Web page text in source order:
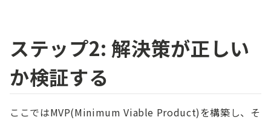
ステップ2: 解決策が正しい
か検証する
ここではMVP(Minimum Viable Product)を構築し、そ